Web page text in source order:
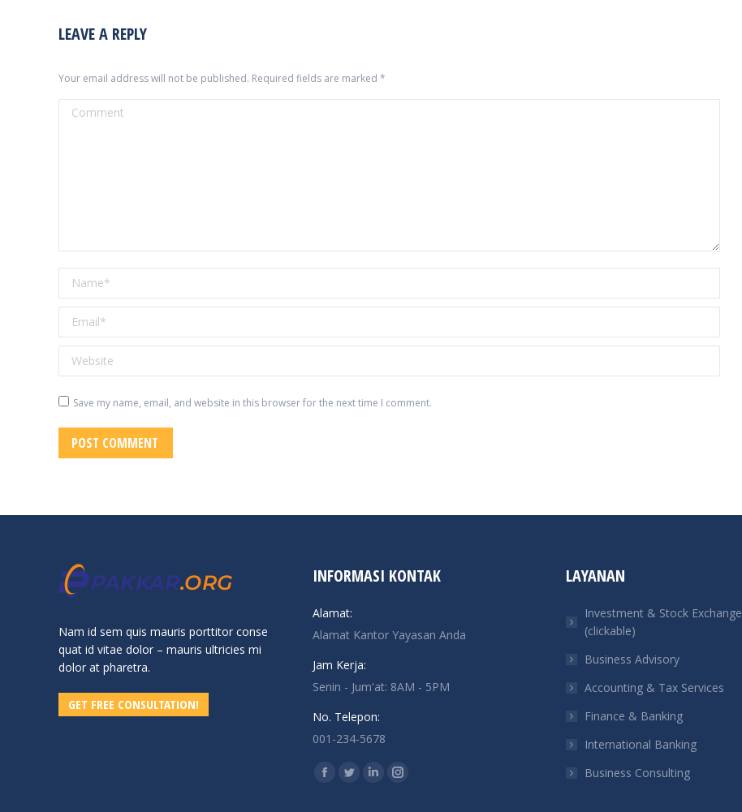
LEAVE A REPLY
Your email address will not be published. Required fields are marked *
Comment
Name *
Email *
Website
Save my name, email, and website in this browser for the next time I comment.
POST COMMENT
Nam id sem quis mauris porttitor conse
quat id vitae dolor – mauris ultricies mi
dolor at pharetra.
GET FREE CONSULTATION!
INFORMASI KONTAK
Alamat:
Alamat Kantor Yayasan Anda
Jam Kerja:
Senin - Jum'at: 8AM - 5PM
No. Telepon:
001-234-5678
Find us on:
Facebook
TwitterLinkedinInstagram
LAYANAN
Investment & Stock Exchange
(clickable)
Business Advisory
Accounting & Tax Services
Finance & Banking
International Banking
Business Consulting